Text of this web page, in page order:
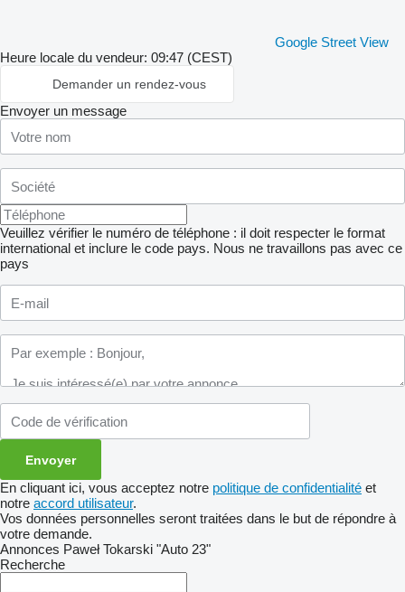
Google Street View
Heure locale du vendeur: 09:47 (CEST)
Demander un rendez-vous
Envoyer un message
Veuillez vérifier le numéro de téléphone : il doit respecter le format
international et inclure le code pays. Nous ne travaillons pas avec ce
pays
En cliquant ici, vous acceptez notre politique de confidentialité et
notre accord utilisateur.
Vos données personnelles seront traitées dans le but de répondre à
votre demande.
Annonces Paweł Tokarski "Auto 23"
Recherche